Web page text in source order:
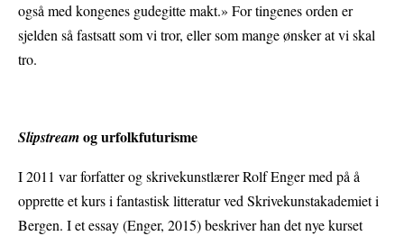
også med kongenes gudegitte makt.» For tingenes orden er
sjelden så fastsatt som vi tror, eller som mange ønsker at vi skal
tro.
Slipstreamog urfolkfuturisme
I 2011 var forfatter og skrivekunstlærer Rolf Enger med på å
opprette et kurs i fantastisk litteratur ved Skrivekunstakademiet i
Bergen. I et essay (Enger, 2015) beskriver han det nye kurset